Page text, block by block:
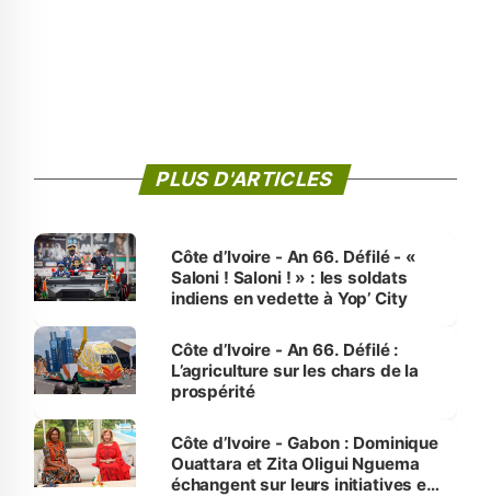
PLUS D'ARTICLES
Côte d’Ivoire - An 66. Défilé - «
Saloni ! Saloni ! » : les soldats
indiens en vedette à Yop’ City
Côte d’Ivoire - An 66. Défilé :
L’agriculture sur les chars de la
prospérité
Côte d’Ivoire - Gabon : Dominique
Ouattara et Zita Oligui Nguema
échangent sur leurs initiatives en